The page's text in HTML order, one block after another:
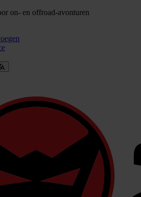
on- en offroad-avonturen